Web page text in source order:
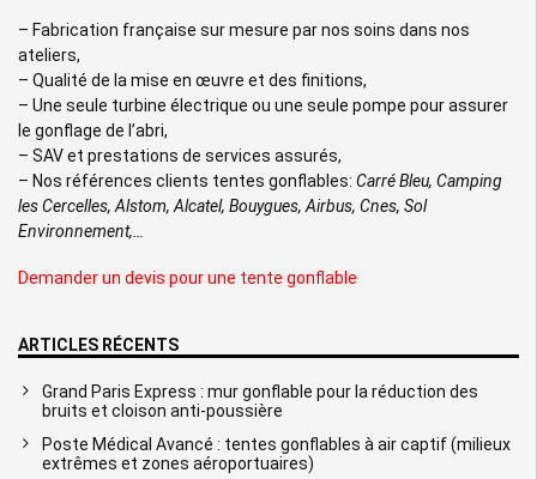
– Fabrication française sur mesure par nos soins dans nos
ateliers,
– Qualité de la mise en œuvre et des finitions,
– Une seule turbine électrique ou une seule pompe pour assurer
le gonflage de l’abri,
– SAV et prestations de services assurés,
– Nos références clients tentes gonflables: Carré Bleu, Camping
les Cercelles, Alstom, Alcatel, Bouygues, Airbus, Cnes, Sol
Environnement,…
Demander un devis pour une tente gonflable
ARTICLES RÉCENTS
Grand Paris Express : mur gonflable pour la réduction des
bruits et cloison anti-poussière
Poste Médical Avancé : tentes gonflables à air captif (milieux
extrêmes et zones aéroportuaires)